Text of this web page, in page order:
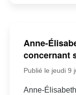
Anne-
concernant
Publié le jeudi 9
Anne-